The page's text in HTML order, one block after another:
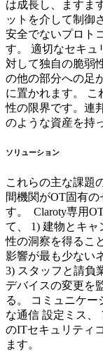
は成長し、ますま
ットを介して制御
安全でないプロト
す。 適切なセキュ
対して独自の脆弱
の他の部分への足
に置かれます。 こ
性の限界です。連
のような資産を持
ソリューション
これらの主な課題
間機関がOT固有
す。 Claroty専用
て、 1) 建物とキ
性の洞察を得るこ
影響が最も少ない
3) スタッフと請負
デバイスの変更を
る。 コミュニケ
な通信 設定ミス、
のITセキュリティ
ます。